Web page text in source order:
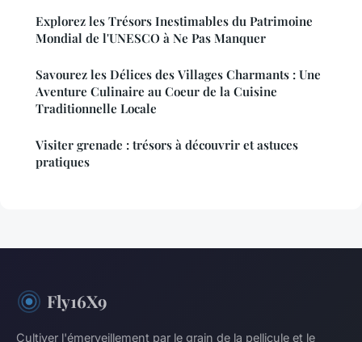
Explorez les Trésors Inestimables du Patrimoine
Mondial de l'UNESCO à Ne Pas Manquer
Savourez les Délices des Villages Charmants : Une
Aventure Culinaire au Coeur de la Cuisine
Traditionnelle Locale
Visiter grenade : trésors à découvrir et astuces
pratiques
Fly16X9
Cultiver l'émerveillement par le grain de la pellicule et le